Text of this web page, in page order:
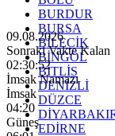
BURDUR
BURSA
BİLECİK
BİNGÖL
BİTLİS
DENİZLİ
DÜZCE
EDİRNE
09.08.2026
Sonraki Vakte Kalan
02:30:50
İmsak Namazı
İmsak
04:20
Güneş